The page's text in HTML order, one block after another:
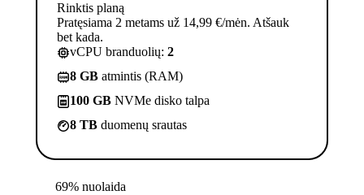
Rinktis planą
Pratęsiama 2 metams už 14,99 €/mėn. Atšauk
bet kada.
vCPU branduolių: 2
8 GB atmintis (RAM)
100 GB NVMe disko talpa
8 TB duomenų srautas
69% nuolaida